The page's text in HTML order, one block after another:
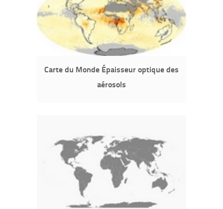
Carte du Monde Épaisseur optique des
aérosols